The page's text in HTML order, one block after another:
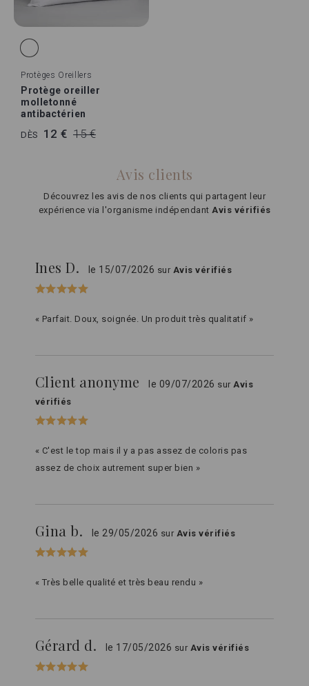
Protèges Oreillers
Protège oreiller
molletonné
antibactérien
DÈS 12 € 15 €
Avis clients
Découvrez les avis de nos clients qui partagent leur
expérience via l'organisme indépendant Avis vérifiés
Ines D. le 15/07/2026 sur Avis vérifiés
« Parfait. Doux, soignée. Un produit très qualitatif »
Client anonyme le 09/07/2026 surAvis
vérifiés
« C'est le top mais il y a pas assez de coloris pas
assez de choix autrement super bien »
Gina b. le 29/05/2026 sur Avis vérifiés
« Très belle qualité et très beau rendu »
Gérard d. le 17/05/2026 sur Avis vérifiés